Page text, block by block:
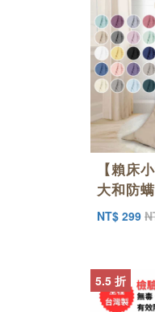
【賴床
大和防
NT$ 299
5.5 折